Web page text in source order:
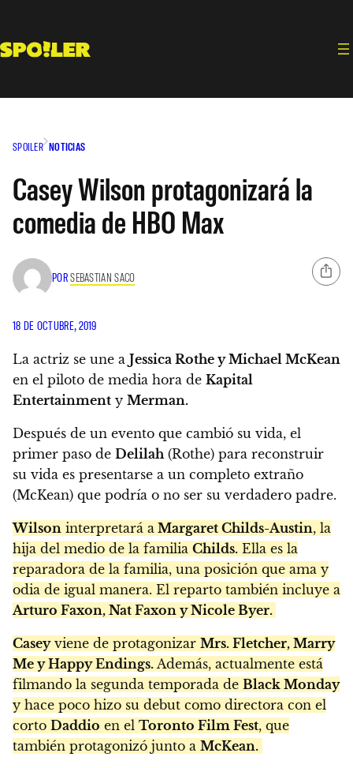
contenido
SPOILER NOTICIAS
Casey Wilson protagonizará la
comedia de HBO Max
PORSEBASTIAN SACO
18 DE OCTUBRE, 2019
La actriz se une a Jessica Rothe y Michael McKean
en el piloto de media hora de Kapital
Entertainment y Merman.
Después de un evento que cambió su vida, el
primer paso de Delilah(Rothe) para reconstruir
su vida es presentarse a un completo extraño
(McKean) que podría o no ser su verdadero padre.
Wilson interpretará a Margaret Childs-Austin, la
hija del medio de la familia Childs. Ella es la
reparadora de la familia, una posición que ama y
odia de igual manera. El reparto también incluye a
Arturo Faxon, Nat Faxon y Nicole Byer.
Caseyviene de protagonizar Mrs. Fletcher, Marry
Me y Happy Endings. Además, actualmente está
filmando la segunda temporada de Black Monday
y hace poco hizo su debut como directora con el
corto Daddio en el Toronto Film Fest, que
también protagonizó junto a McKean.